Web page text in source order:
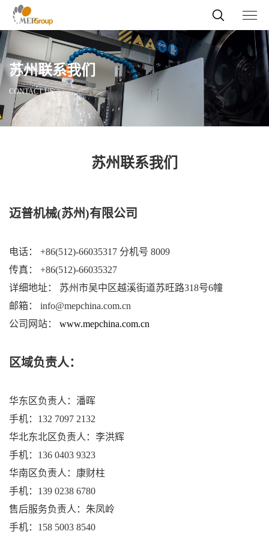
苏州联系我们
CONTACT US
苏州联系我们
迈普机械(苏州)有限公司
电话： +86(512)-66035317 分机号 8009
传真： +86(512)-66035327
详细地址： 苏州市吴中区越溪街道苏旺路318号6幢
邮箱： info@mepchina.com.cn
公司网站： www.mepchina.com.cn
区域负责人：
华东区负责人：潘晖
手机：132 7097 2132
华北东北区负责人：李洪辉
手机：136 0403 9323
华南区负责人：康财柱
手机：139 0238 6780
售后服务负责人：朱凤岭
手机：158 5003 8540